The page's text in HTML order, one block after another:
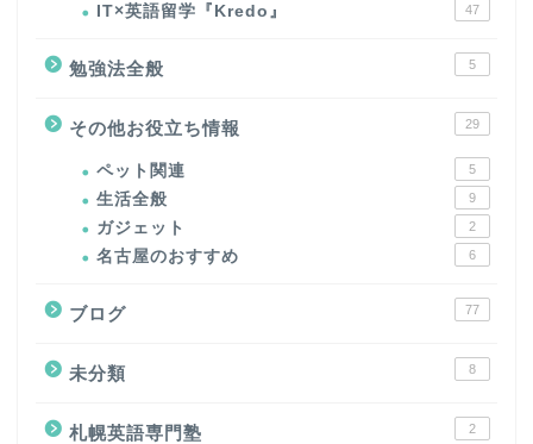
IT×英語留学『Kredo』 47
勉強法全般 5
その他お役立ち情報 29
ペット関連 5
生活全般 9
ガジェット 2
名古屋のおすすめ 6
ブログ 77
未分類 8
札幌英語専門塾 2